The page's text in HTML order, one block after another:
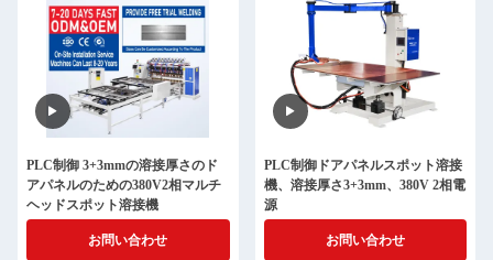
PLC制御 3+3mmの溶接厚さのド
アパネルのための380V2相マルチ
ヘッドスポット溶接機
お問い合わせ
PLC制御ドアパネルスポット溶接
機、溶接厚さ3+3mm、380V 2相電
源
お問い合わせ